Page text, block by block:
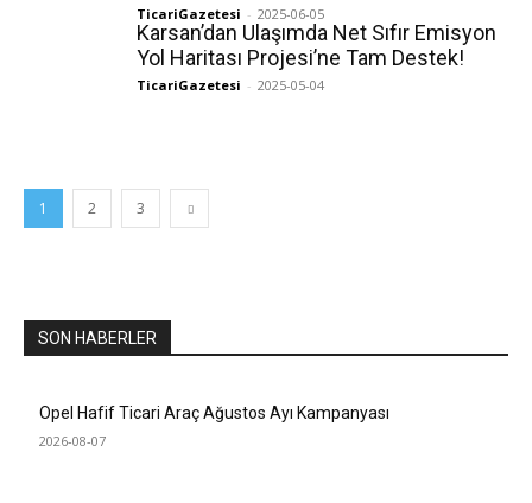
TicariGazetesi - 2025-06-05
Karsan’dan Ulaşımda Net Sıfır Emisyon
Yol Haritası Projesi’ne Tam Destek!
TicariGazetesi - 2025-05-04
1 2 3
SON HABERLER
Opel Hafif Ticari Araç Ağustos Ayı Kampanyası
2026-08-07